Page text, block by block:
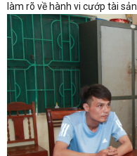
làm rõ về hành vi cướp tài sản.